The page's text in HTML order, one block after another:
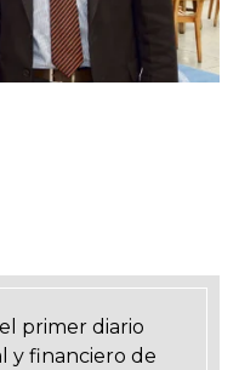
primer diario
y financiero de